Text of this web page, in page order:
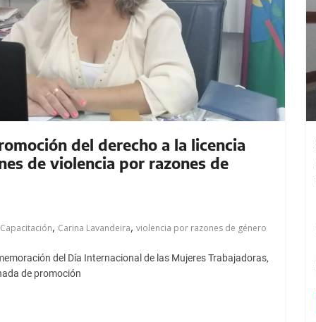
del derecho a la licencia
de violencia por razones de
Capacitación, Carina Lavandeira, violencia por razones de género
del Día Internacional de las Mujeres Trabajadoras,
de promoción